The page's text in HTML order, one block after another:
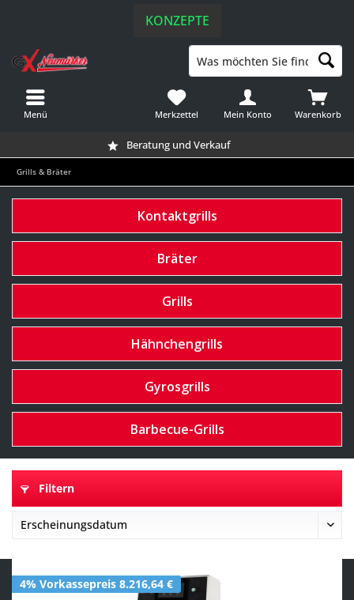
KONZEPTE
Beratung und Verkauf
Warenkorb
Merkzettel Mein Konto
Menü
Grills & Bräter
Kontaktgrills
Bräter
Grills
Hähnchengrills
Gyrosgrills
Barbecue-Grills
Filtern
4% Vorkassepreis 8.216,64 €